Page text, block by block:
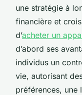
une stratégie à
financière et
d’acheter un
d’abord ses
individus un
vie, autorisant
préférences, une